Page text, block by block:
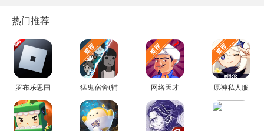
第三个图放手一搏 推荐双射手+巴兹（也可以换成投掷但会影
响爆发）这个图开局是三路 但是有流星 双射手的阵容前期正常对
线 主要拼中后期的爆发 前期落后也没事 这图拿伊芙也可以
热门推荐
罗布乐思国
际版手游
2026最新版
本
猛鬼宿舍(辅
助菜单)主播
同款游戏
网络天才
akinator安
卓中文版安
装
原神私人服
官方正版
(YuukiGI